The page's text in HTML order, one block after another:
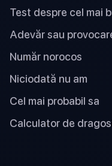
Test despre cel mai
Adevăr sau
Număr norocos
Niciodată nu am
Cel mai probabil sa
Calculator de